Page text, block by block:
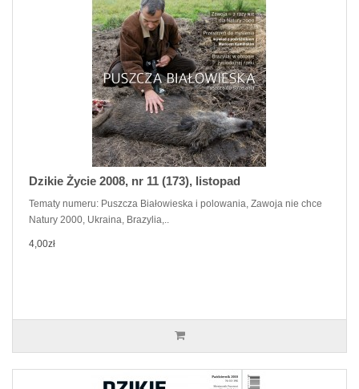
Dzikie Życie 2008, nr 11 (173), listopad
Tematy numeru: Puszcza Białowieska i polowania, Zawoja nie chce
Natury 2000, Ukraina, Brazylia,..
4,00zł